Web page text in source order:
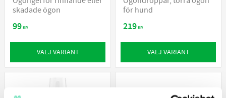
skadade ögon
99KR
VÄLJ VARIANT
för hund
219KR
VÄLJ VARIANT